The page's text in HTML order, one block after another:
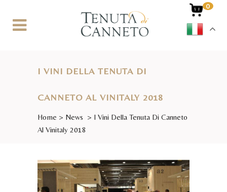
0
I VINI DELLA TENUTA DI
CANNETO AL VINITALY 2018
Home > News > I Vini Della Tenuta Di Canneto
Al Vinitaly 2018